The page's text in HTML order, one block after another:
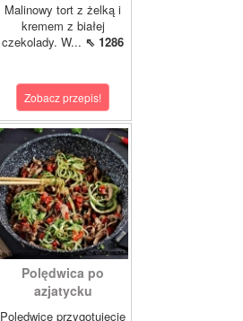
Malinowy tort z żelką i
kremem z białej
czekolady. W... ⇖ 1286
Zobacz przepis!
Polędwica po
azjatycku
Polędwicę przygotujecie